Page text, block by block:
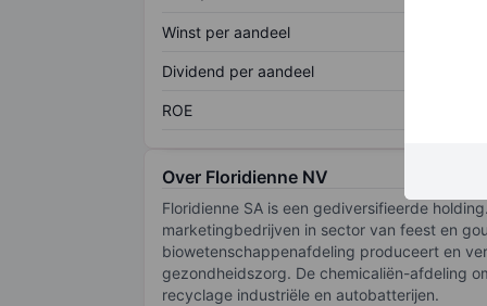
Winst per aandeel
Dividend per aandeel
ROE
Over Floridienne NV
Floridienne SA is een gediversifieerde
marketingbedrijven in sector van feest en
biowetenschappenafdeling produceert en
gezondheidszorg. De chemicaliën-afdeling
recyclage industriële en autobatterijen.